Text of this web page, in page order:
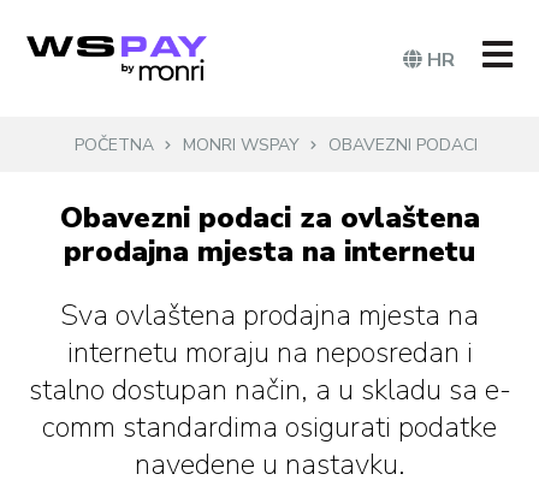
HR
POČETNA MONRI WSPAY OBAVEZNI PODACI
Obavezni podaci za ovlaštena
prodajna mjesta na internetu
Sva ovlaštena prodajna mjesta na
internetu moraju na neposredan i
stalno dostupan način, a u skladu sa e-
comm standardima osigurati podatke
navedene u nastavku.